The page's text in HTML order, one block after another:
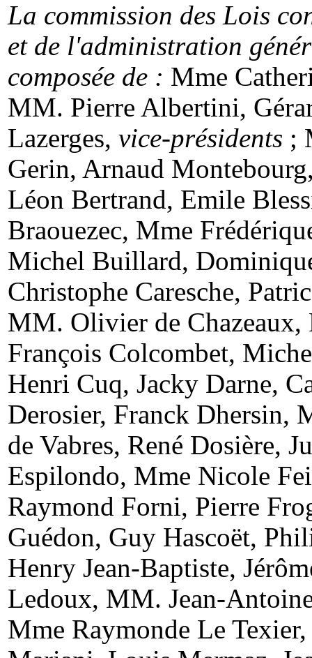
La commission des Lois
et de l'administration
composée de : Mme
MM. Pierre Albertini,
Lazerges, vice-présidents ;
Gerin, Arnaud
Léon Bertrand, Emile
Braouezec, Mme
Michel Buillard,
Christophe Caresche,
MM. Olivier de Chazeaux,
François Colcombet,
Henri Cuq, Jacky Darne,
Derosier, Franck Dhersin,
de Vabres, René Dosière,
Espilondo, Mme Nicole
Raymond Forni, Pierre
Guédon, Guy Hascoët,
Henry Jean-Baptiste,
Ledoux, MM. Jean-
Mme Raymonde Le